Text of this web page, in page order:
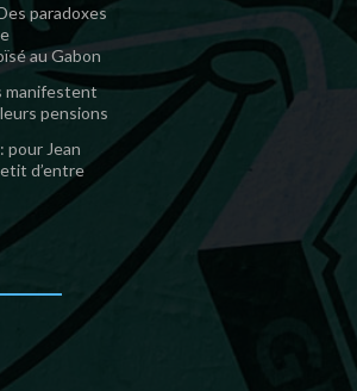
paradoxes
au Gabon
manifestent
pensions
pour Jean
d’entre